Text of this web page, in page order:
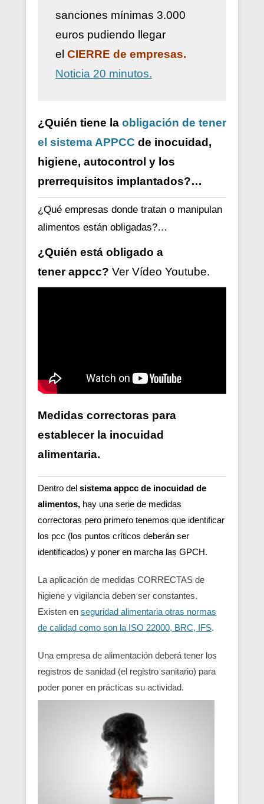
sanciones mínimas 3.000
euros pudiendo llegar
el CIERRE de empresas.
Noticia 20 minutos.
¿Quién tiene la obligación de tener
el sistema APPCC de inocuidad,
higiene, autocontrol y los
prerrequisitos implantados?…
¿Qué empresas donde tratan o manipulan
alimentos están obligadas?…
¿Quién está obligado a
tenerappcc? Ver Vídeo Youtube.
Medidas correctoras para
establecer la inocuidad
alimentaria.
Dentro del sistema appcc de inocuidad de
alimentos, hay una serie de medidas
correctoras pero primero tenemos que identificar
los pcc (los puntos críticos deberán ser
identificados) y poner en marcha las GPCH.
La aplicación de medidas CORRECTAS de
higiene y vigilancia deben ser constantes.
Existen en seguridad alimentaria otras normas
de calidad como son la ISO 22000, BRC, IFS.
Una empresa de alimentación deberá tener los
registros de sanidad (el registro sanitario) para
poder poner en prácticas su actividad.